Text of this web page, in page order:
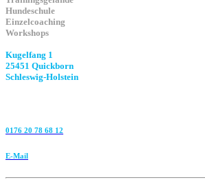
Hundeschule
Einzelcoaching
Workshops
Kugelfang 1
25451 Quickborn
Schleswig-Holstein
0176 20 78 68 12
E-Mail